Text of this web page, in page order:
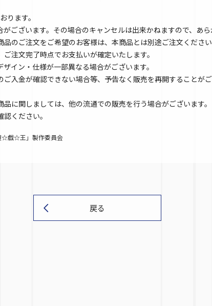
ります。
ございます。その場合のキャンセルは出来かねますので、あ
のご注文をご希望のお客様は、本商品とは別途ご注文くださ
注文完了時点でお支払いが確定いたします。
イン・仕様が一部異なる場合がございます。
入金が確認できない場合等、予告なく販売を再開することが
に関しましては、他の流通での販売を行う場合がございます
認ください。
☆戯☆王」製作委員会
戻る